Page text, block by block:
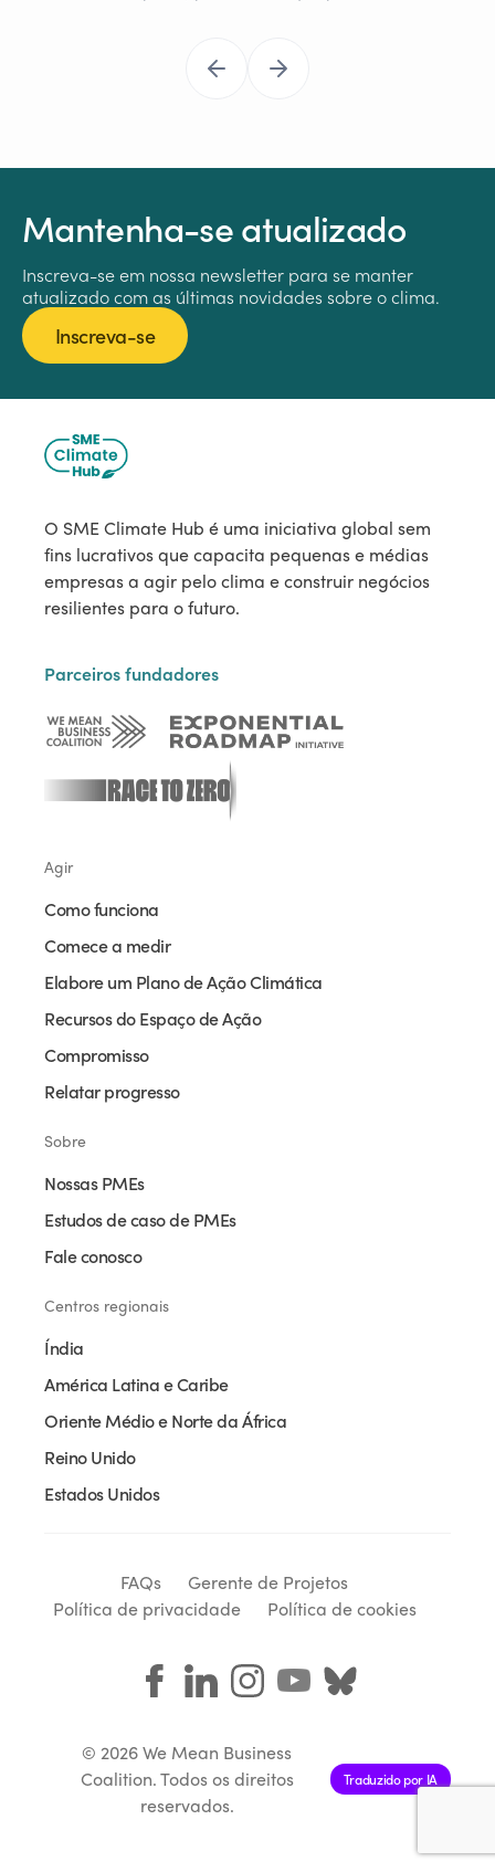
Mantenha-se atualizado
Inscreva-se em nossa newsletter para se manter
atualizado com as últimas novidades sobre o clima.
Inscreva-se
O SME Climate Hub é uma iniciativa global sem
fins lucrativos que capacita pequenas e médias
empresas a agir pelo clima e construir negócios
resilientes para o futuro.
Parceiros fundadores
Agir
Como funciona
Comece a medir
Elabore um Plano de Ação Climática
Recursos do Espaço de Ação
Compromisso
Relatar progresso
Sobre
Nossas PMEs
Estudos de caso de PMEs
Fale conosco
Centros regionais
Índia
América Latina e Caribe
Oriente Médio e Norte da África
Reino Unido
Estados Unidos
FAQs
Gerente de Projetos
Política de privacidade
Política de cookies
© 2026 We Mean Business
Coalition. Todos os direitos
reservados.
Traduzido por IA